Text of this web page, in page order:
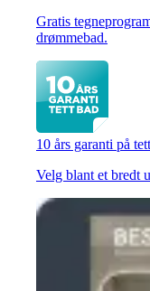
Gratis
drømmebad.
10 års garanti på
Velg blant et bredt